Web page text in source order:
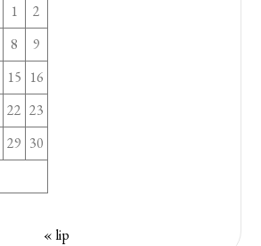
1
2
8
9
15 16
22 23
29 30
« lip